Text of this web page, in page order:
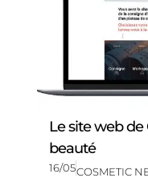
Le site web de
beauté
16/05COSMETIC